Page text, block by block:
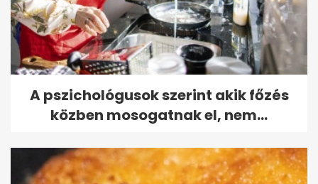
A pszichológusok szerint akik főzés
közben mosogatnak el, nem...